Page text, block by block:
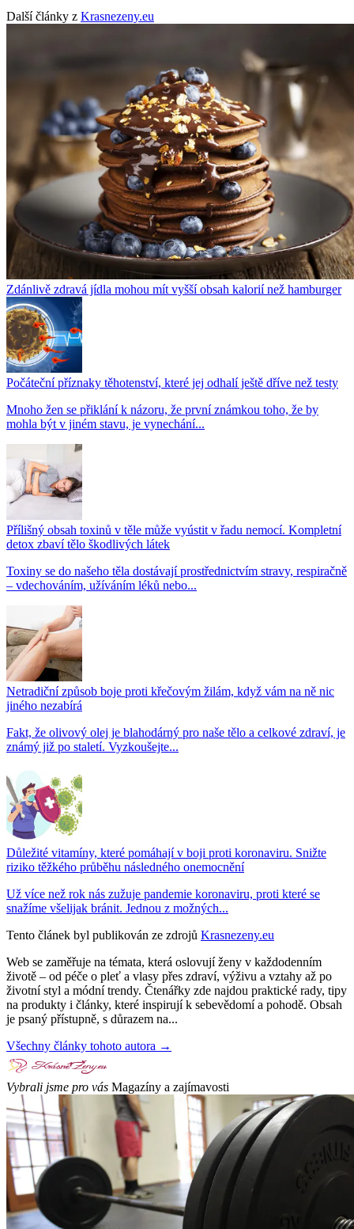
Další články z Krasnezeny.eu
Zdánlivě zdravá jídla mohou mít vyšší obsah kalorií než hamburger
Počáteční příznaky těhotenství, které jej odhalí ještě dříve než testy
Mnoho žen se přiklání k názoru, že první známkou toho, že by
mohla být v jiném stavu, je vynechání...
Přílišný obsah toxinů v těle může vyústit v řadu nemocí. Kompletní
detox zbaví tělo škodlivých látek
Toxiny se do našeho těla dostávají prostřednictvím stravy, respiračně
– vdechováním, užíváním léků nebo...
Netradiční způsob boje proti křečovým žilám, když vám na ně nic
jiného nezabírá
Fakt, že olivový olej je blahodárný pro naše tělo a celkové zdraví, je
známý již po staletí. Vyzkoušejte...
Důležité vitamíny, které pomáhají v boji proti koronaviru. Snižte
riziko těžkého průběhu následného onemocnění
Už více než rok nás zužuje pandemie koronaviru, proti které se
snažíme všelijak bránit. Jednou z možných...
Tento článek byl publikován ze zdrojů Krasnezeny.eu
Web se zaměřuje na témata, která oslovují ženy v každodenním
životě – od péče o pleť a vlasy přes zdraví, výživu a vztahy až po
životní styl a módní trendy. Čtenářky zde najdou praktické rady, tipy
na produkty i články, které inspirují k sebevědomí a pohodě. Obsah
je psaný přístupně, s důrazem na...
Všechny články tohoto autora →
Vybrali jsme pro vás Magazíny a zajímavosti